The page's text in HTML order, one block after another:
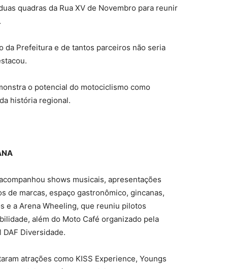
quadras da Rua XV de Novembro para reunir
da Prefeitura e de tantos parceiros não seria
o potencial do motociclismo como
história regional.
shows musicais, apresentações
de marcas, espaço gastronômico, gincanas,
e a Arena Wheeling, que reuniu pilotos
além do Moto Café organizado pela
DAF Diversidade.
atrações como KISS Experience, Youngs